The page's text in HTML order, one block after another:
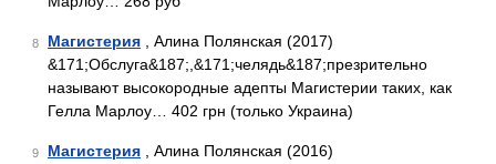
8 Магистерия , Алина Полянская (2017)
&171;Обслуга&187;,&171;челядь&187;презрительно
называют высокородные адепты Магистерии таких, как
Гелла Марлоу… 402 грн (только Украина)
9 Магистерия , Алина Полянская (2016)